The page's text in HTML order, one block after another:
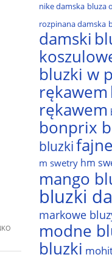
nike damska bluza
rozpinana damska
damski
bluzki w
rękawem
rękawem
bonprix
bluzki
m swetry hm
mango
bluzki
markowe
modne
bluzki